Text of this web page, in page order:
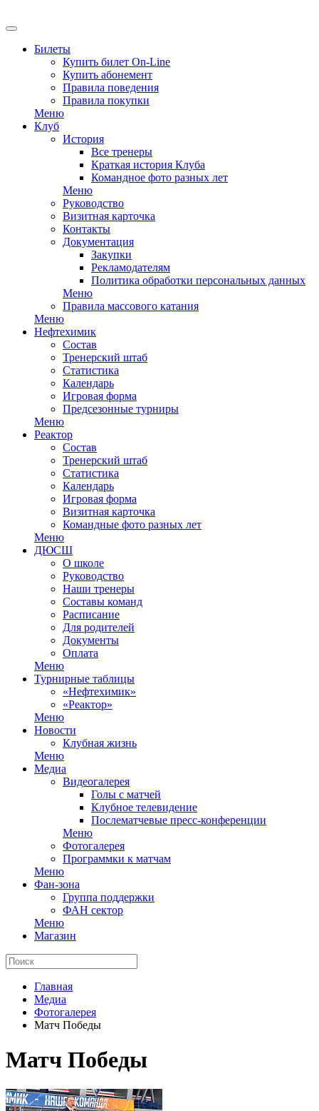
Билеты
Купить билет On-Line
Купить абонемент
Правила поведения
Правила покупки
Меню
Клуб
История
Все тренеры
Краткая история Клуба
Командное фото разных лет
Меню
Руководство
Визитная карточка
Контакты
Документация
Закупки
Рекламодателям
Политика обработки персональных данных
Меню
Правила массового катания
Меню
Нефтехимик
Состав
Тренерский штаб
Статистика
Календарь
Игровая форма
Предсезонные турниры
Меню
Реактор
Состав
Тренерский штаб
Статистика
Календарь
Игровая форма
Визитная карточка
Командные фото разных лет
Меню
ДЮСШ
О школе
Руководство
Наши тренеры
Составы команд
Расписание
Для родителей
Документы
Оплата
Меню
Турнирные таблицы
«Нефтехимик»
«Реактор»
Меню
Новости
Клубная жизнь
Меню
Медиа
Видеогалерея
Голы с матчей
Клубное телевидение
Послематчевые пресс-конференции
Меню
Фотогалерея
Программки к матчам
Меню
Фан-зона
Группа поддержки
ФАН сектор
Меню
Магазин
Главная
Медиа
Фотогалерея
Матч Победы
Матч Победы